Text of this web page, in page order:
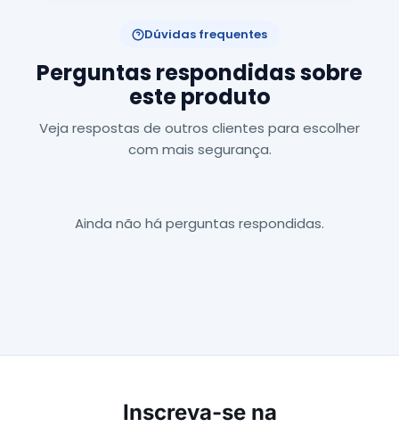
Dúvidas frequentes
Perguntas respondidas sobre
este produto
Veja respostas de outros clientes para escolher
com mais segurança.
Ainda não há perguntas respondidas.
Inscreva-se na